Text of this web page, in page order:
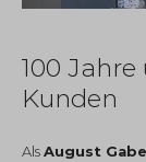
100
Kunden
AlsAugust